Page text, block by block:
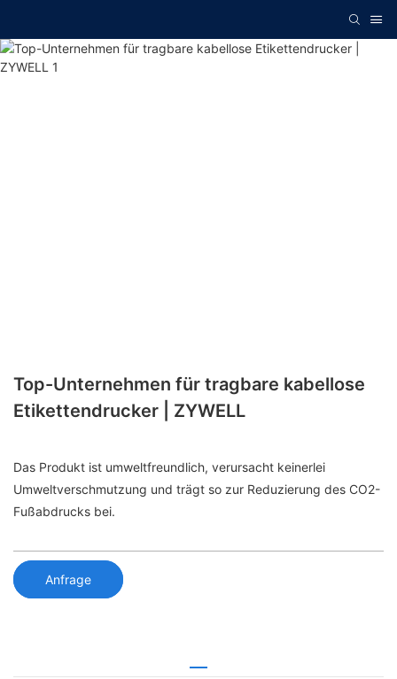
Top-Unternehmen für tragbare kabellose
Etikettendrucker | ZYWELL
Das Produkt ist umweltfreundlich, verursacht keinerlei
Umweltverschmutzung und trägt so zur Reduzierung des CO2-
Fußabdrucks bei.
Anfrage